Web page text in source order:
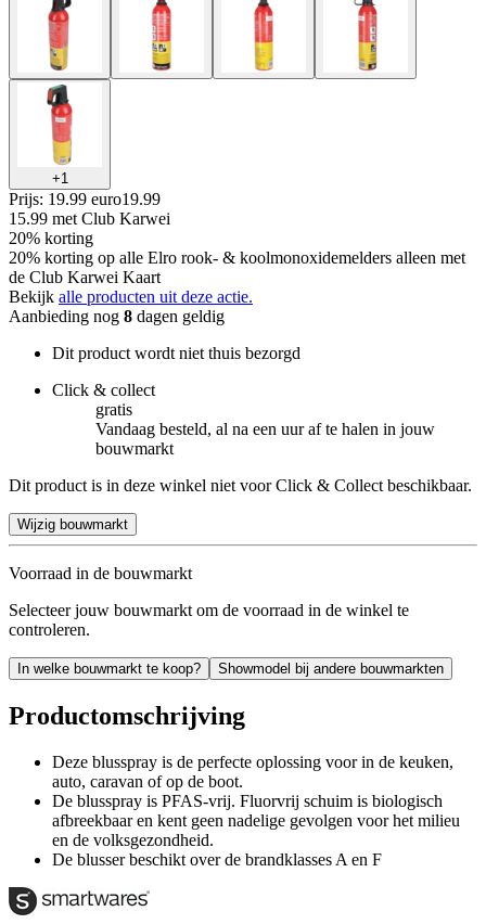
+1
Prijs: 19.99 euro19.99
15.99 met Club Karwei
20% korting
20% korting op alle Elro rook- & koolmonoxidemelders alleen met
de Club Karwei Kaart
Bekijk alle producten uit deze actie.
Aanbieding nog 8 dagen geldig
Dit product wordt niet thuis bezorgd
Click & collect
gratis
Vandaag besteld, al na een uur af te halen in jouw
bouwmarkt
Dit product is in deze winkel niet voor Click & Collect beschikbaar.
Wijzig bouwmarkt
Voorraad in de bouwmarkt
Selecteer jouw bouwmarkt om de voorraad in de winkel te
controleren.
In welke bouwmarkt te koop? Showmodel bij andere bouwmarkten
Productomschrijving
Deze blusspray is de perfecte oplossing voor in de keuken,
auto, caravan of op de boot.
De blusspray is PFAS-vrij. Fluorvrij schuim is biologisch
afbreekbaar en kent geen nadelige gevolgen voor het milieu
en de volksgezondheid.
De blusser beschikt over de brandklasses A en F